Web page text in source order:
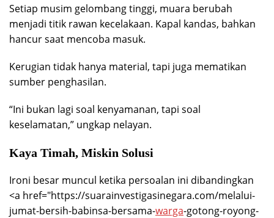
Setiap musim gelombang tinggi, muara berubah
menjadi titik rawan kecelakaan. Kapal kandas, bahkan
hancur saat mencoba masuk.
Kerugian tidak hanya material, tapi juga mematikan
sumber penghasilan.
“Ini bukan lagi soal kenyamanan, tapi soal
keselamatan,” ungkap nelayan.
Kaya Timah, Miskin Solusi
Ironi besar muncul ketika persoalan ini dibandingkan
<a href="https://suarainvestigasinegara.com/melalui-
jumat-bersih-babinsa-bersama-warga-gotong-royong-